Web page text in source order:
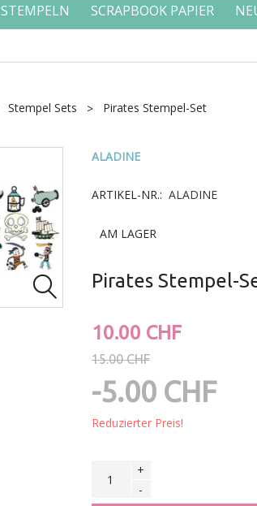
STEMPELN SCRAPBOOK PAPIER
Stempel Sets Pirates Stempel-Set

ALADINE
ARTIKEL-NR.: ALADINE
AM LAGER
Pirates Stempel-
10.00 CHF
15.00 CHF
-5.00 CHF
Reduzierter Preis!
+
-